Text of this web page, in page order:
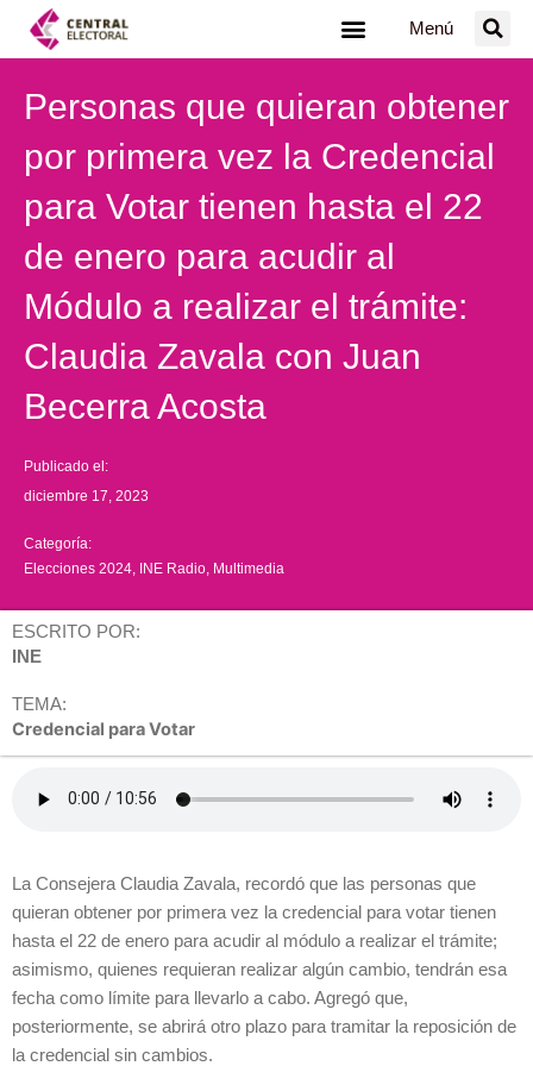
Menú
Personas que quieran obtener
por primera vez la Credencial
para Votar tienen hasta el 22
de enero para acudir al
Módulo a realizar el trámite:
Claudia Zavala con Juan
Becerra Acosta
Publicado el:
diciembre 17, 2023
Categoría:
Elecciones 2024 INE Radio Multimedia
ESCRITO POR:
INE
TEMA:
Credencial para Votar
La Consejera Claudia Zavala, recordó que las personas que
quieran obtener por primera vez la credencial para votar tienen
hasta el 22 de enero para acudir al módulo a realizar el trámite;
asimismo, quienes requieran realizar algún cambio, tendrán esa
fecha como límite para llevarlo a cabo. Agregó que,
posteriormente, se abrirá otro plazo para tramitar la reposición de
la credencial sin cambios.